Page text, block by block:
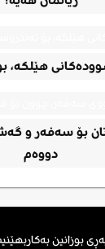
بۆ سەفەر و
دووەم
بوزانین